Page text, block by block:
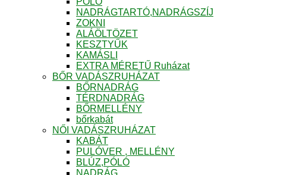
NADRÁGTARTÓ,NADRÁGSZÍJ
ZOKNI
ALÁÖLTÖZET
KESZTYŰK
KAMÁSLI
EXTRA MÉRETŰ Ruházat
BŐR VADÁSZRUHÁZAT
BŐRNADRÁG
TÉRDNADRÁG
BŐRMELLÉNY
bőrkabát
NŐI VADÁSZRUHÁZAT
KABÁT
PULÓVER , MELLÉNY
BLÚZ,PÓLÓ
NADRÁG